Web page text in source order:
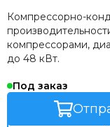
Компрессорно-
компрессорами,
до 48 кВт.
Под заказ